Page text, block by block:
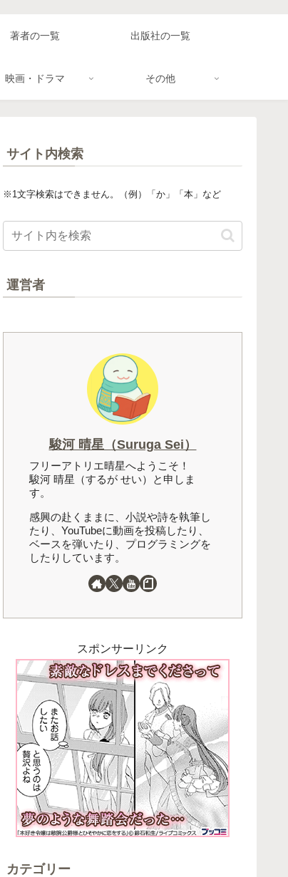
著者の一覧 出版社の一覧
映画・ドラマ その他
サイト内検索
※1文字検索はできません。（例）「か」「本」など
運営者
駿河 晴星（Suruga Sei）
フリーアトリエ晴星へようこそ！
駿河 晴星（するが せい）と申しま
す。
感興の赴くままに、小説や詩を執筆し
たり、YouTubeに動画を投稿したり、
ベースを弾いたり、プログラミングを
したりしています。
スポンサーリンク
カテゴリー